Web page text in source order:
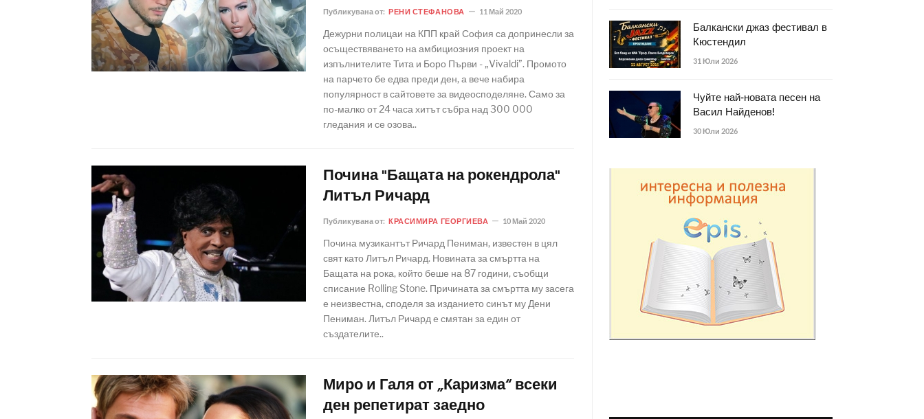
Публикувана от: РЕНИ СТЕФАНОВА 11 Май 2020
Дежурни полицаи на КПП край София са допринесли за
осъществяването на амбициозния проект на
изпълнителите Тита и Боро Първи - „Vivaldi”. Промото
на парчето бе едва преди ден, а вече набира
популярност в сайтовете за видеосподеляне. Само за
по-малко от 24 часа хитът събра над 300 000
гледания и се озова..
Почина "Бащата на рокендрола"
Литъл Ричард
Публикувана от: КРАСИМИРА ГЕОРГИЕВА 10 Май 2020
Почина музикантът Ричард Пениман, известен в цял
свят като Литъл Ричард. Новината за смъртта на
Бащата на рока, който беше на 87 години, съобщи
списание Rolling Stone. Причината за смъртта му засега
е неизвестна, споделя за изданието синът му Дени
Пениман. Литъл Ричард е смятан за един от
създателите..
Миро и Галя от „Каризма“ всеки
ден репетират заедно
Балкански джаз фестивал в
Кюстендил
31 Юли 2026
Чуйте най-новата песен на
Васил Найденов!
30 Юли 2026